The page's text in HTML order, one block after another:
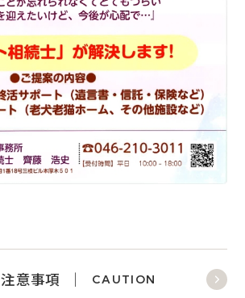
意事項 CAUTION